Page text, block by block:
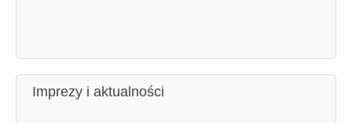
Imprezy i aktualności